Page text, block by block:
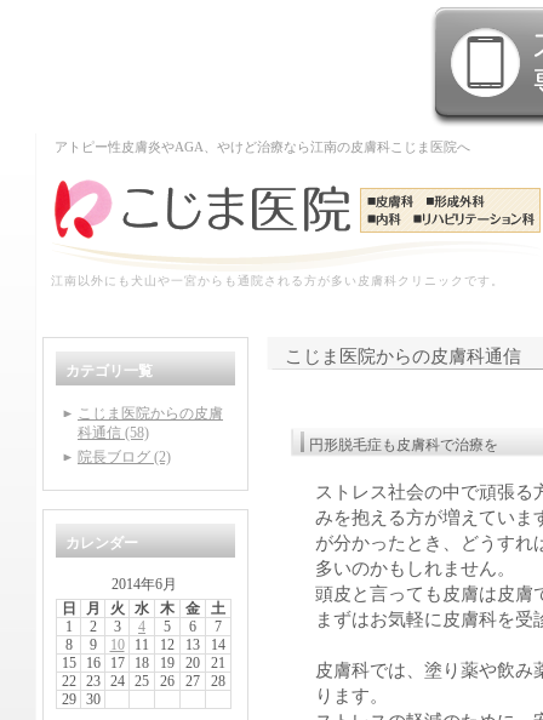
アトピー性皮膚炎やAGA、やけど治療なら江南の皮膚科こじま医院へ
江南以外にも犬山や一宮からも通院される方が多い皮膚科クリニックです。
こじま医院からの皮膚科通信
円形脱毛症も皮膚科で治療を
ストレス社会の中で頑張る
みを抱える方が増えていま
が分かったとき、どうすれ
多いのかもしれません。
頭皮と言っても皮膚は皮膚
まずはお気軽に皮膚科を
皮膚科では、塗り薬や飲み
ります。
カテゴリ一覧
こじま医院からの皮膚
科通信 (58)
院長ブログ (2)
カレンダー
2014年6月
日
月 火 水 木 金
土
1
2 3 4 5 6
7
8
9 10 11 12 13
14
15
16 17 18 19 20
21
22
23 24 25 26 27
28
29
30